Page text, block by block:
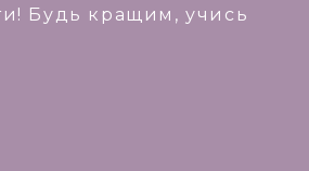
Будь кращим, учись